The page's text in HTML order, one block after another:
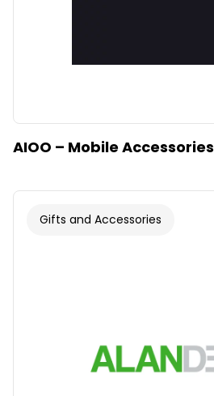
AIOO – Mobile Accessories
Gifts and Accessories